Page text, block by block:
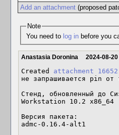
Add an attachment(proposed
Note
You need to log in before you
Anastasia Doronina 2024-08-
Created attachment 16652
не запрашивается pin от
Стенд, обновленный до
Workstation 10.2 x86_64
Версия пакета:
admc-0.16.4-alt1